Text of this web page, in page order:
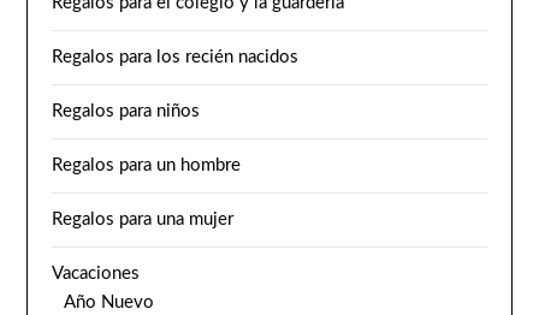
Regalos para los recién nacidos
Regalos para niños
Regalos para un hombre
Regalos para una mujer
Vacaciones
Año Nuevo